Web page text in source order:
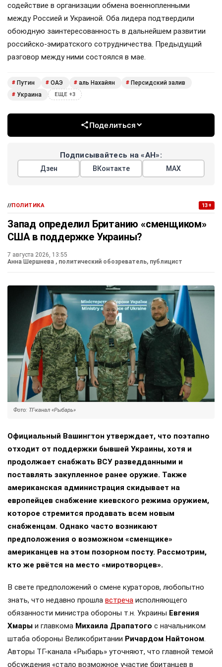
содействие в организации обмена военнопленными
между Россией и Украиной. Оба лидера подтвердили
обоюдную заинтересованность в дальнейшем развитии
российско-эмиратского сотрудничества. Предыдущий
разговор между ними состоялся в мае.
# Путин # ОАЭ # аль Нахайян # Персидский залив
# Украина ЕЩЕ +3
Поделиться
Подписывайтесь на «АН»:
Дзен ВКонтакте МАХ
//ПОЛИТИКА 13+
Запад определил Британию «сменщиком»
США в поддержке Украины?
7 августа 2026, 13:55
Анна Шершнева , политический обозреватель, публицист
Фото: ТГ-канал «Рыбарь»
Официальный Вашингтон утверждает, что поэтапно
отходит от поддержки бывшей Украины, хотя и
продолжает снабжать ВСУ разведданными и
поставлять закупленное ранее оружие. Также
американская администрация скидывает на
европейцев снабжение киевского режима оружием,
которое стремится продавать всем новым
снабженцам. Однако часто возникают
предположения о возможном «сменщике»
американцев на этом позорном посту. Рассмотрим,
кто же рвётся на место «миротворцев».
В свете предположений о смене кураторов, любопытно
знать, что недавно прошла встреча исполняющего
обязанности министра обороны т.н. Украины Евгения
Хмары и главкома Михаила Драпатого с начальником
штаба обороны Великобритании Ричардом Найтоном
Авторы ТГ-канала «Рыбарь» уточняют, что главной темой
обсуждения «стало возможное участие британцев в